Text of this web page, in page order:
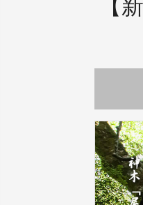
【